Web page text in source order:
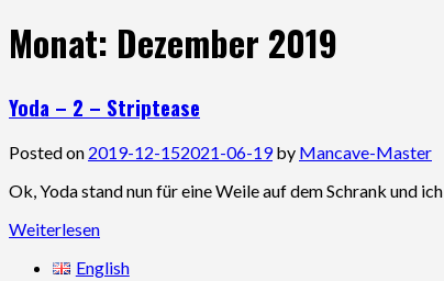
Monat: Dezember 2019
Yoda – 2 – Striptease
Posted on 2019-12-152021-06-19by Mancave-Master
Ok, Yoda stand nun für eine Weile auf dem Schrank und
Weiterlesen
English